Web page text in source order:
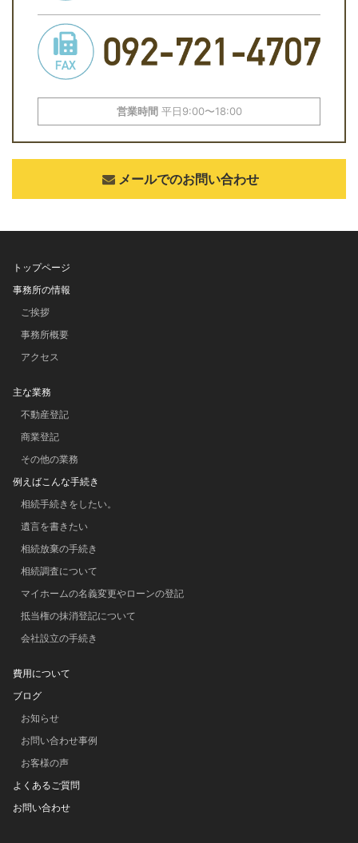
営業時間 平日9:00〜18:00
メールでのお問い合わせ
トップページ
事務所の情報
ご挨拶
事務所概要
アクセス
主な業務
不動産登記
商業登記
その他の業務
例えばこんな手続き
相続手続きをしたい。
遺言を書きたい
相続放棄の手続き
相続調査について
マイホームの名義変更やローンの登記
抵当権の抹消登記について
会社設立の手続き
費用について
ブログ
お知らせ
お問い合わせ事例
お客様の声
よくあるご質問
お問い合わせ